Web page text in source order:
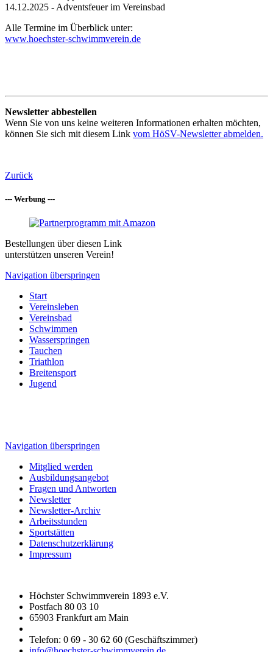
14.12.2025 - Adventsfeuer im Vereinsbad
Alle Termine im Überblick unter:
www.hoechster-schwimmverein.de
Newsletter abbestellen
Wenn Sie von uns keine weiteren Informationen erhalten möchten,
können Sie sich mit diesem Link vom HöSV-Newsletter abmelden.
Zurück
--- Werbung ---
Bestellungen über diesen Link
unterstützen unseren Verein!
Navigation überspringen
Start
Vereinsleben
Vereinsbad
Schwimmen
Wasserspringen
Tauchen
Triathlon
Breitensport
Jugend
Navigation überspringen
Mitglied werden
Ausbildungsangebot
Fragen und Antworten
Newsletter
Newsletter-Archiv
Arbeitsstunden
Sportstätten
Datenschutzerklärung
Impressum
Höchster Schwimmverein 1893 e.V.
Postfach 80 03 10
65903 Frankfurt am Main
Telefon: 0 69 - 30 62 60 (Geschäftszimmer)